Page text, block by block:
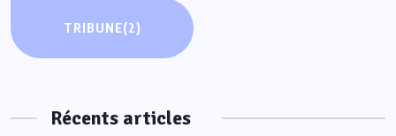
TRIBUNE(2)
Récents articles